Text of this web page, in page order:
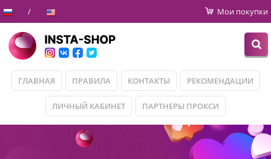
Мои покупки
ГЛАВНАЯ ПРАВИЛА КОНТАКТЫ РЕКОМЕНДАЦИИ
ЛИЧНЫЙ КАБИНЕТ ПАРТНЕРЫ ПРОКСИ